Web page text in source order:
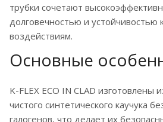
трубки сочетают
долговечностью и устойчивостью
воздействиям.
Основные
K-FLEX ECO IN CLAD изготовлены
чистого синтетического каучука
галогенов, что делает их